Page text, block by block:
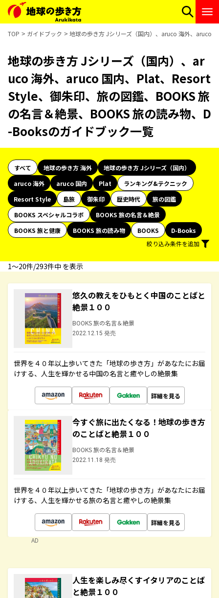
TOP ガイドブック 地球の歩き方 Jシリーズ（国内）、aruco 海外、aruco
地球の歩き方 Jシリーズ（国内）、ar
uco 海外、aruco 国内、Plat、Resort
Style、御朱印、旅の図鑑、BOOKS 旅
の名言＆絶景、BOOKS 旅の読み物、D
-Booksのガイドブック一覧
すべて 地球の歩き方 海外
地球の歩き方 Jシリーズ（国内）
aruco 海外
aruco 国内 Plat
ランキング&テクニック
Resort Style
島旅 御朱印 歴史時代
旅の図鑑
BOOKS スペシャルコラボ
BOOKS 旅の名言＆絶景
BOOKS 旅と健康
BOOKS 旅の読み物 BOOKS
D-Books
絞り込み条件を追加
1〜20件/293件中 を表示
悠久の教えをひもとく中国のことばと
絶景１００
BOOKS 旅の名言＆絶景
2022.12.15 発売
世界を４０年以上歩いてきた「地球の歩き方」があなたにお届
けする、人生を輝かせる中国の名言と癒やしの絶景集
詳細を見る
今すぐ旅に出たくなる！地球の歩き方
のことばと絶景１００
BOOKS 旅の名言＆絶景
2022.11.18 発売
世界を４０年以上歩いてきた「地球の歩き方」があなたにお届
けする、人生を輝かせる旅の名言と癒やしの絶景集
詳細を見る
AD
人生を楽しみ尽くすイタリアのことば
と絶景１００